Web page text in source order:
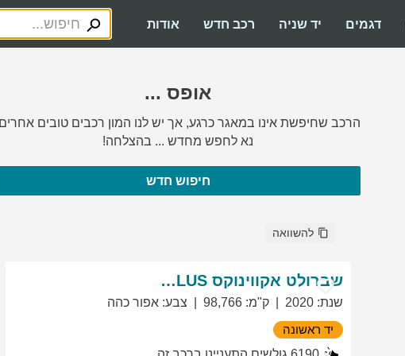
דגמים יד שניה רכב חדש אודות
אופס ...
הרכב שחיפשת אינו במאגר כרגע, אך יש לנו המון רכבים טובים
נא לחפש מחדש ... בהצלחה!
חיפוש חדש
להשוואה
שברולט אקווינוקס LT PLUS
שנת:
2020 ק"מ:
98,766 צבע: אפור כהה
יד ראשונה